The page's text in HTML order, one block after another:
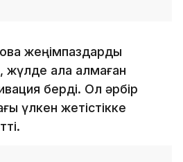
жеңімпаздарды
жүлде ала алмаған
берді. Ол әрбір
үлкен жетістікке